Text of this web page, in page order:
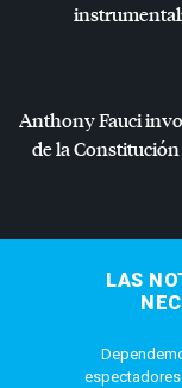
Anthony Fauci
de la
LAS
espectadores